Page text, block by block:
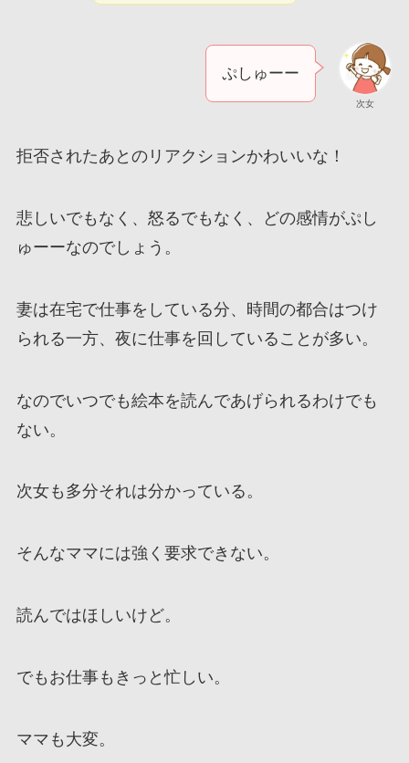
次女
ぷしゅーー
拒否されたあとのリアクションかわいいな！
悲しいでもなく、怒るでもなく、どの感情がぷし
ゅーーなのでしょう。
妻は在宅で仕事をしている分、時間の都合はつけ
られる一方、夜に仕事を回していることが多い。
なのでいつでも絵本を読んであげられるわけでも
ない。
次女も多分それは分かっている。
そんなママには強く要求できない。
読んではほしいけど。
でもお仕事もきっと忙しい。
ママも大変。